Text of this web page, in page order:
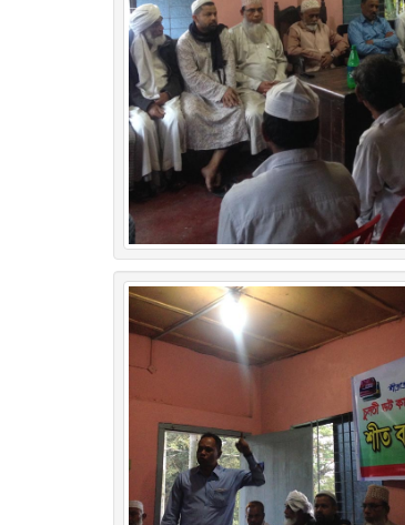
বস্ত্র বিতরণ